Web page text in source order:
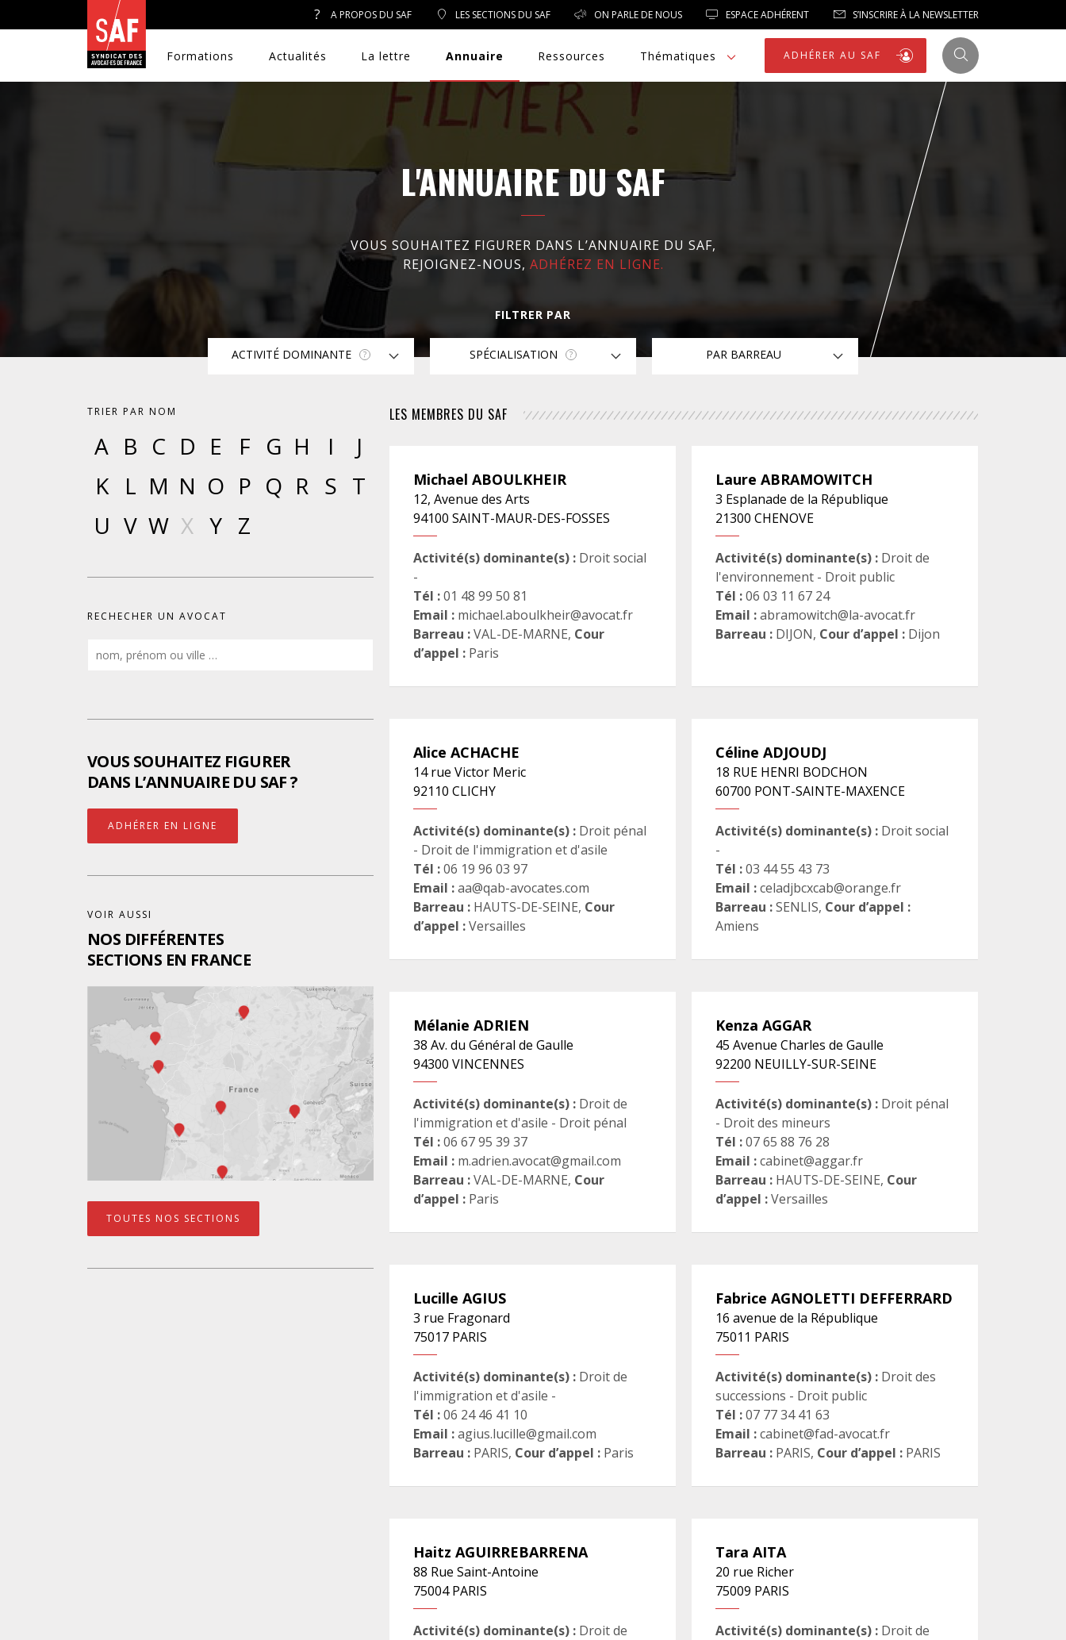
A PROPOS DU SAF LES SECTIONS DU SAF ON PARLE DE NOUS ESPACE ADHÉRENT S’INSCRIRE À LA NEWSLETTER
Formations Actualités La lettre Annuaire Ressources Thématiques ADHÉRER AU SAF
A. J. ET ACCÈS AU DROIT
DISCRIMINATIONS
DROIT DE LA FAMILLE
DROIT DES MINEURS
DROIT INTERNATIONAL
DROIT PUBLIC
ENVIRONNEMENT/SANTÉ
EXERCICE PROFESSIONNEL NOTRE HOMMAGE
PROCÉDURE CIVILE
L'ANNUAIRE DU SAF
VOUS SOUHAITEZ FIGURER DANS L’ANNUAIRE DU SAF,
REJOIGNEZ-NOUS, ADHÉREZ EN LIGNE.
FILTRER PAR
ACTIVITÉ DOMINANTE SPÉCIALISATION PAR BARREAU
TRIER PAR NOM
A B C D E F G H I
J
K
L M N O P Q R S T
U V W X Y Z
RECHECHER UN AVOCAT
VOUS SOUHAITEZ FIGURER
DANS L’ANNUAIRE DU SAF ?
ADHÉRER EN LIGNE
VOIR AUSSI
NOS DIFFÉRENTES
SECTIONS EN FRANCE
TOUTES NOS SECTIONS
LES MEMBRES DU SAF
Michael ABOULKHEIR
12, Avenue des Arts
94100 SAINT-MAUR-DES-FOSSES
Activité(s) dominante(s) :Droit social
-
Tél :01 48 99 50 81
Email :michael.aboulkheir@avocat.fr
Barreau :VAL-DE-MARNE, Cour
d’appel :Paris
Laure ABRAMOWITCH
3 Esplanade de la République
21300 CHENOVE
Activité(s) dominante(s) :Droit de
l'environnement - Droit public
Tél :06 03 11 67 24
Email :abramowitch@la-avocat.fr
Barreau :DIJON, Cour d’appel :Dijon
Alice ACHACHE
14 rue Victor Meric
92110 CLICHY
Activité(s) dominante(s) :Droit pénal
- Droit de l'immigration et d'asile
Tél :06 19 96 03 97
Email :aa@qab-avocates.com
Barreau :HAUTS-DE-SEINE, Cour
d’appel :Versailles
Céline ADJOUDJ
18 RUE HENRI BODCHON
60700 PONT-SAINTE-MAXENCE
Activité(s) dominante(s) :Droit social
-
Tél :03 44 55 43 73
Email :celadjbcxcab@orange.fr
Barreau :SENLIS, Cour d’appel :
Amiens
Mélanie ADRIEN
38 Av. du Général de Gaulle
94300 VINCENNES
Activité(s) dominante(s) :Droit de
l'immigration et d'asile - Droit pénal
Tél :06 67 95 39 37
Email :m.adrien.avocat@gmail.com
Barreau :VAL-DE-MARNE, Cour
d’appel :Paris
Kenza AGGAR
45 Avenue Charles de Gaulle
92200 NEUILLY-SUR-SEINE
Activité(s) dominante(s) :Droit pénal
- Droit des mineurs
Tél :07 65 88 76 28
Email :cabinet@aggar.fr
Barreau :HAUTS-DE-SEINE, Cour
d’appel :Versailles
Lucille AGIUS
3 rue Fragonard
75017 PARIS
Activité(s) dominante(s) :Droit de
l'immigration et d'asile -
Tél :06 24 46 41 10
Email :agius.lucille@gmail.com
Barreau :PARIS, Cour d’appel :Paris
Fabrice AGNOLETTI DEFFERRARD
16 avenue de la République
75011 PARIS
Activité(s) dominante(s) :Droit des
successions - Droit public
Tél :07 77 34 41 63
Email :cabinet@fad-avocat.fr
Barreau :PARIS, Cour d’appel :PARIS
Haitz AGUIRREBARRENA
88 Rue Saint-Antoine
75004PARIS
Activité(s) dominante(s) :Droit de
Tara AITA
20 rue Richer
75009 PARIS
Activité(s) dominante(s) :Droit de